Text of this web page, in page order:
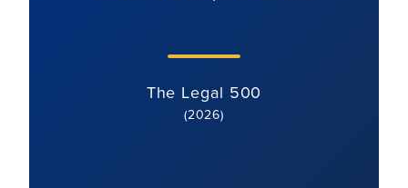
The Legal 500
(2026)